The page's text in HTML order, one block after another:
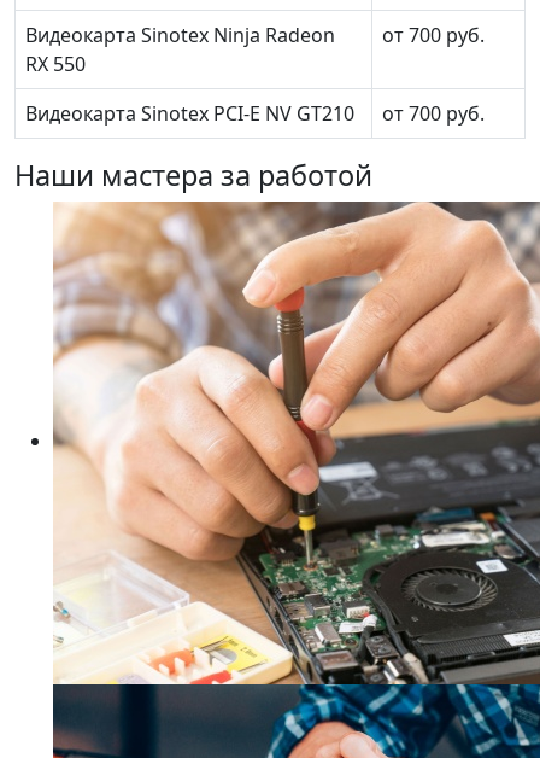
Видеокарта Sinotex Ninja Radeon
RX 550
от 700 руб.
Видеокарта Sinotex PCI-E NV GT210 от 700 руб.
Наши мастера за работой